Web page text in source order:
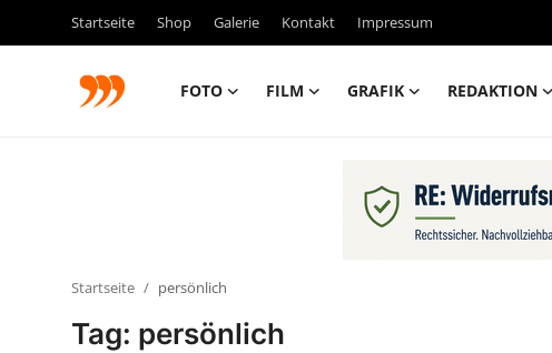
Startseite Shop Galerie Kontakt Impressum
FOTO FILM GRAFIK REDAKTION
Startseite persönlich
Tag: persönlich